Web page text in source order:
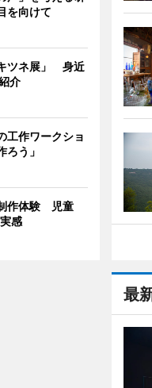
最
を向けて
ツネ展」 身近
介
工作ワークショ
ろう」
作体験 児童
感